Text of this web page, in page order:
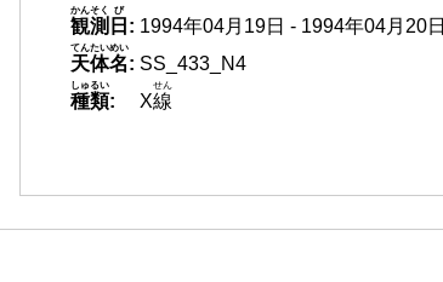
観測
かんそく
日
び
: 1994年04月19日 - 1994年04月20日
天体名
てんたいめい
: SS_433_N4
種類
しゅるい
: X線
せん